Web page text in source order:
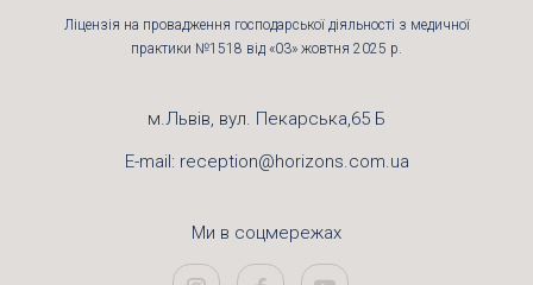
Ліцензія на провадження господарської діяльності з медичної
практики №1518 від «03» жовтня 2025 р.
м.Львів, вул. Пекарська,65 Б
E-mail: reception@horizons.com.ua
Ми в соцмережах